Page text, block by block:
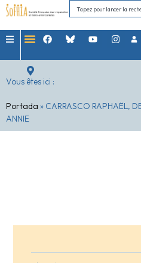
Vous êtes ici :
Portada » CARRASCO RAPHAËL,
ANNIE